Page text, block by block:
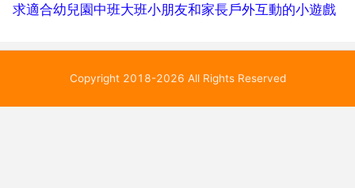
求適合幼兒園中班大班小朋友和家長戶外互動的小遊戲
Copyright 2018-2026 All Rights Reserved